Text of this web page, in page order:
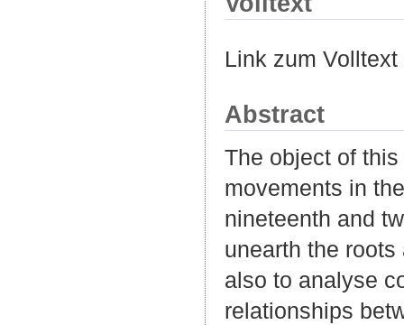
Link zum
Abstract
The object of
movements in
nineteenth and
unearth the
also to analyse
relationships